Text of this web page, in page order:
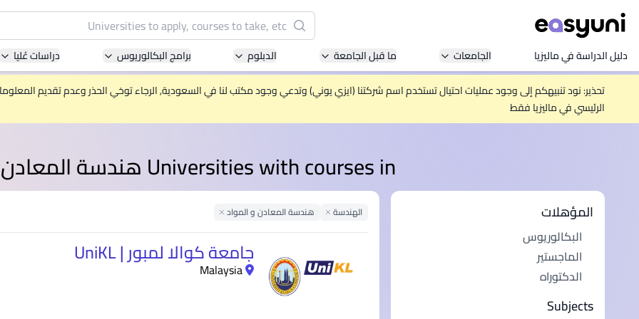
البحث
University of Technology and Innovation
(APU)
courses
International Medical University (IMU)
first and most established private medical and
healthcare university
Asia School of Business (ASB)
by Central Bank of Malaysia in collaboration with the
Massachusetts Institute of Technology (MIT)
دليل الدراسة في ماليزيا الجامعات ما قبل الجامعة الدبلوم برامج البكالوريوس دراسات عُليا
تحذير: نود تنبيهكم إلى وجود عمليات احتيال تستخدم اسم شركتنا (ايزي يوني) وتدعي وجود مكتب لنا في السعودية, الرجاء توخي الحذر وعدم تقديم
الرئيسي في ماليزيا فقط
Universities with courses in هندسة المعادن و المواد
المؤهلات
البكالوريوس
الماجستير
الدكتوراه
Subjects
الهندسةRemove Filter
هندسة المعادن و الموادRemove Filter
جامعة كوالا لمبور | UniKL
Malaysia